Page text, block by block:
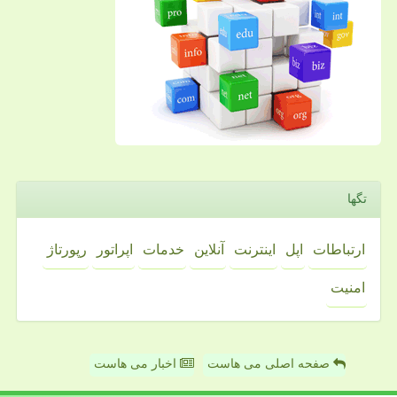
تگها
ارتباطات اپل اینترنت آنلاین خدمات اپراتور رپورتاژ
امنیت
صفحه اصلی می هاست اخبار می هاست